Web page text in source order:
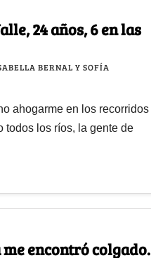
24 años, 6 en las
BERNAL Y SOFÍA
ahogarme en los recorridos
todos los ríos, la gente de
encontró colgado.